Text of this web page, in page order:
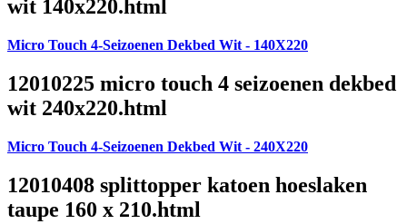
wit 140x220.html
Micro Touch 4-Seizoenen Dekbed Wit - 140X220
12010225 micro touch 4 seizoenen dekbed
wit 240x220.html
Micro Touch 4-Seizoenen Dekbed Wit - 240X220
12010408 splittopper katoen hoeslaken
taupe 160 x 210.html